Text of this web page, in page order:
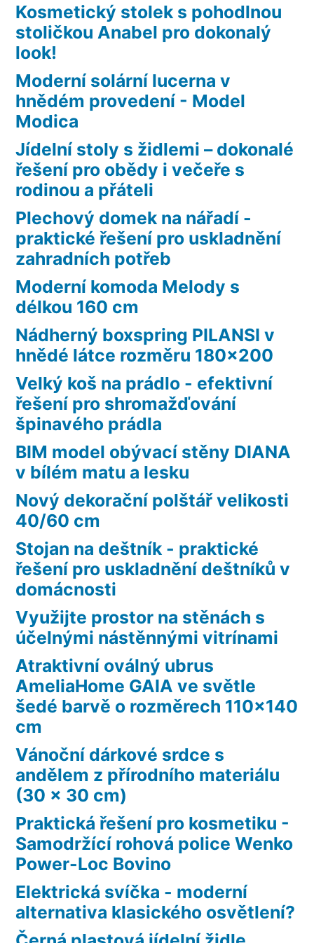
Kosmetický stolek s pohodlnou
stoličkou Anabel pro dokonalý
look!
Moderní solární lucerna v
hnědém provedení - Model
Modica
Jídelní stoly s židlemi – dokonalé
řešení pro obědy i večeře s
rodinou a přáteli
Plechový domek na nářadí -
praktické řešení pro uskladnění
zahradních potřeb
Moderní komoda Melody s
délkou 160 cm
Nádherný boxspring PILANSI v
hnědé látce rozměru 180×200
Velký koš na prádlo - efektivní
řešení pro shromažďování
špinavého prádla
BIM model obývací stěny DIANA
v bílém matu a lesku
Nový dekorační polštář velikosti
40/60 cm
Stojan na deštník - praktické
řešení pro uskladnění deštníků v
domácnosti
Využijte prostor na stěnách s
účelnými nástěnnými vitrínami
Atraktivní oválný ubrus
AmeliaHome GAIA ve světle
šedé barvě o rozměrech 110×140
cm
Vánoční dárkové srdce s
andělem z přírodního materiálu
(30 x 30 cm)
Praktická řešení pro kosmetiku -
Samodržící rohová police Wenko
Power-Loc Bovino
Elektrická svíčka - moderní
alternativa klasického osvětlení?